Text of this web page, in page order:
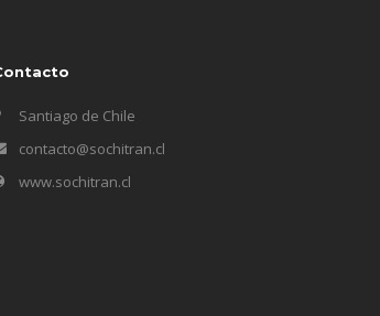
Santiago de Chile
contacto@sochitran.cl
www.sochitran.cl